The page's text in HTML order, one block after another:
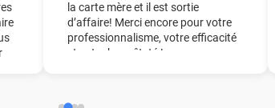
la carte mère et il est sortie
d’affaire! Merci encore pour votre
professionnalisme, votre efficacité
et votre honnêteté !